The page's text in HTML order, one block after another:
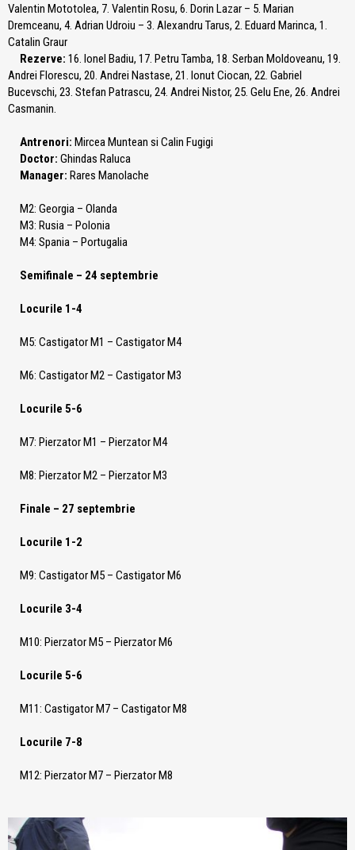
Valentin Mototolea, 7. Valentin Rosu, 6. Dorin Lazar – 5. Marian
Dremceanu, 4. Adrian Udroiu – 3. Alexandru Tarus, 2. Eduard Marinca, 1.
Catalin Graur
Rezerve: 16. Ionel Badiu, 17. Petru Tamba, 18. Serban Moldoveanu, 19.
Andrei Florescu, 20. Andrei Nastase, 21. Ionut Ciocan, 22. Gabriel
Bucevschi, 23. Stefan Patrascu, 24. Andrei Nistor, 25. Gelu Ene, 26. Andrei
Casmanin.
Antrenori: Mircea Muntean si Calin Fugigi
Doctor: Ghindas Raluca
Manager: Rares Manolache
M2: Georgia – Olanda
M3: Rusia – Polonia
M4: Spania – Portugalia
Semifinale – 24 septembrie
Locurile 1-4
M5: Castigator M1 – Castigator M4
M6: Castigator M2 – Castigator M3
Locurile 5-6
M7: Pierzator M1 – Pierzator M4
M8: Pierzator M2 – Pierzator M3
Finale – 27 septembrie
Locurile 1-2
M9: Castigator M5 – Castigator M6
Locurile 3-4
M10: Pierzator M5 – Pierzator M6
Locurile 5-6
M11: Castigator M7 – Castigator M8
Locurile 7-8
M12: Pierzator M7 – Pierzator M8